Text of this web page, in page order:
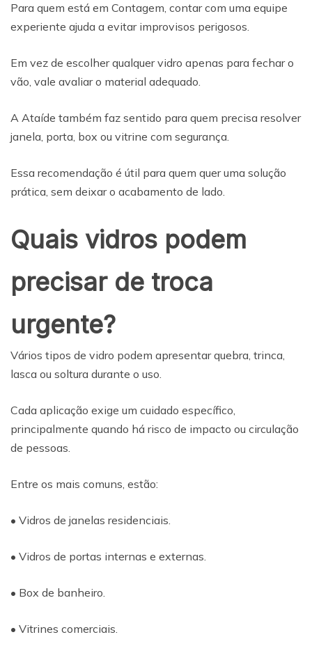
Para quem está em Contagem, contar com uma equipe
experiente ajuda a evitar improvisos perigosos.
Em vez de escolher qualquer vidro apenas para fechar o
vão, vale avaliar o material adequado.
A Ataíde também faz sentido para quem precisa resolver
janela, porta, box ou vitrine com segurança.
Essa recomendação é útil para quem quer uma solução
prática, sem deixar o acabamento de lado.
Quais vidros podem
precisar de troca
urgente?
Vários tipos de vidro podem apresentar quebra, trinca,
lasca ou soltura durante o uso.
Cada aplicação exige um cuidado específico,
principalmente quando há risco de impacto ou circulação
de pessoas.
Entre os mais comuns, estão:
• Vidros de janelas residenciais.
• Vidros de portas internas e externas.
• Box de banheiro.
• Vitrines comerciais.